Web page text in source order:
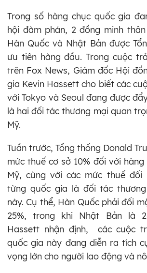
Trong số hàng chục quốc gia
hội đàm phán, 2 đồng minh
Hàn Quốc và Nhật Bản được
ưu tiên hàng đầu. Trong cuộc
trên Fox News, Giám đốc Hội
gia Kevin Hassett cho biết các
với Tokyo và Seoul đang được
là hai đối tác thương mại quan
Mỹ.
Tuần trước, Tổng thống Donald
mức thuế cơ sở 10% đối với
Mỹ, cùng với các mức thuế đối
từng quốc gia là đối tác
này. Cụ thể, Hàn Quốc phải đối
25%, trong khi Nhật Bản là
Hassett nhận định, các cuộc
quốc gia này đang diễn ra tích
vọng lớn cho người lao động và